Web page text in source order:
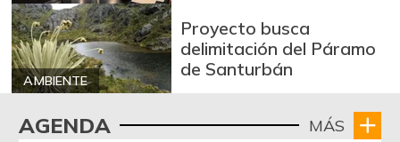
AMBIENTE
Proyecto busca
delimitación del Páramo
de Santurbán
AGENDA MÁS